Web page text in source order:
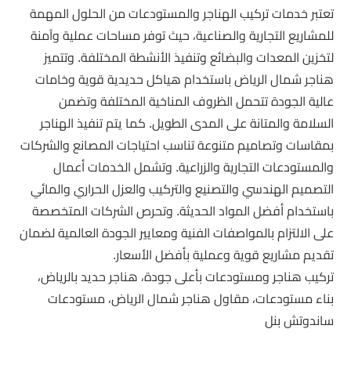
تعتبر خدمات تركيب الهناجر والمستودعات من الحلول المهمة
للمشاريع التجارية والصناعية، حيث توفر مساحات عملية وآمنة
لتخزين المعدات والبضائع وتنفيذ الأنشطة المختلفة. وتتميز
هناجر شمال الرياض باستخدام هياكل حديدية قوية وخامات
عالية الجودة تتحمل الظروف المناخية المختلفة وتضمن
السلامة والمتانة على المدى الطويل. كما يتم تنفيذ الهناجر
بمقاسات وتصاميم متنوعة تناسب احتياجات المصانع والشركات
والمستودعات التجارية والزراعية. وتشمل الخدمات أعمال
التصميم الهندسي والتصنيع والتركيب والعزل الحراري والمائي
باستخدام أفضل المواد الحديثة. وتحرص الشركات المتخصصة
على الالتزام بالمواصفات الفنية ومعايير الجودة العالمية لضمان
تقديم مشاريع قوية وعملية بأفضل الأسعار.
تركيب هناجر ومستودعات بأعلى جودة، هناجر حديد بالرياض،
بناء مستودعات، مقاول هناجر شمال الرياض، مستودعات
ساندوتش بنل